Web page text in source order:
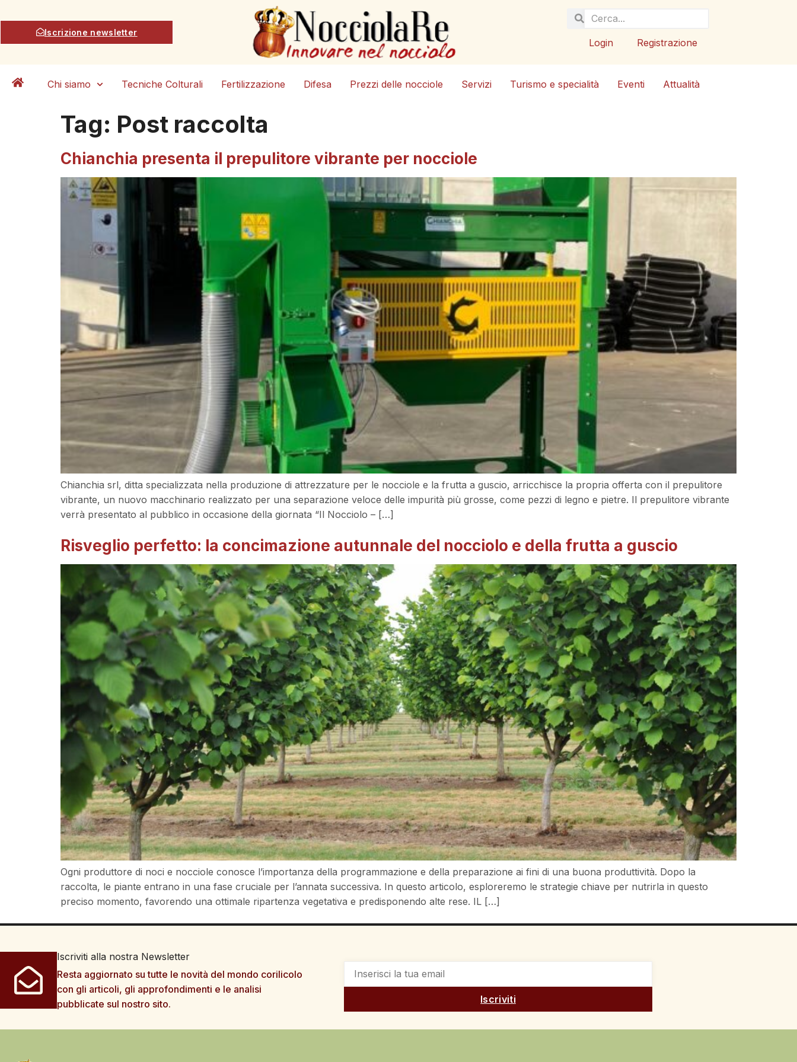
Iscrizione newsletter
Login Registrazione
Chi siamo Tecniche Colturali Fertilizzazione Difesa Prezzi delle nocciole Servizi Turismo e specialità Eventi Attualità
Tag: Post raccolta
Chianchia presenta il prepulitore vibrante per nocciole
Chianchia srl, ditta specializzata nella produzione di attrezzature per le nocciole e la frutta a guscio, arricchisce la propria offerta con il prepulitore
vibrante, un nuovo macchinario realizzato per una separazione veloce delle impurità più grosse, come pezzi di legno e pietre. Il prepulitore vibrante
verrà presentato al pubblico in occasione della giornata “Il Nocciolo – […]
Risveglio perfetto: la concimazione autunnale del nocciolo e della frutta a guscio
Ogni produttore di noci e nocciole conosce l’importanza della programmazione e della preparazione ai fini di una buona produttività. Dopo la
raccolta, le piante entrano in una fase cruciale per l’annata successiva. In questo articolo, esploreremo le strategie chiave per nutrirla in questo
preciso momento, favorendo una ottimale ripartenza vegetativa e predisponendo alte rese. IL […]
Iscriviti alla nostra Newsletter
Resta aggiornato su tutte le novità del mondo corilicolo
con gli articoli, gli approfondimenti e le analisi
pubblicate sul nostro sito.
Iscriviti